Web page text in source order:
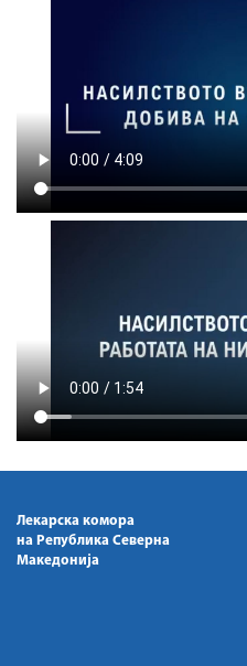
Лекарска комора
на Република Северна
Македонија